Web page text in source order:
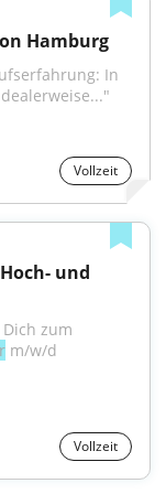
Hamburg
In
Vollzeit
und
zum
m/w/d
Vollzeit